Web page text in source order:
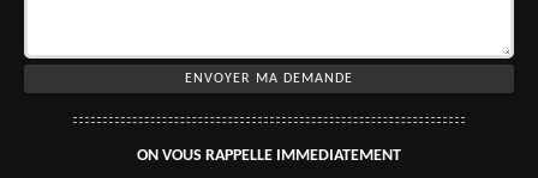
ON VOUS RAPPELLE IMMEDIATEMENT